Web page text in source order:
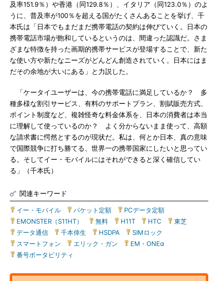
及率151.9％）や香港（同129.8％）、イタリア（同123.0％）のよ
うに、普及率が100％を超える国がたくさんあることを挙げ、千
本氏は「日本でもまだまだ携帯電話の契約は伸びていく。日本の
携帯電話市場が飽和しているというのは、間違った認識だ。さま
ざまな特徴を持った画期的携帯サービスが登場することで、新た
な使い方や新たなニーズがどんどん創造されていく。日本にはま
だその余地が大いにある」と力説した。
「ケータイユーザーは、今の携帯電話に満足しているか？ 多
種多様な割引サービス、有料のサポートプラン、割賦販売方式、
ポイント制度など、複雑怪奇な料金体系を、日本の消費者は本当
に理解して使っているのか？ よく分からないまま使って、高額
な請求書に愕然とするのが現状だ。私は、何とか日本、真の意味
で国際競争に打ち勝てる、世界一の携帯国家にしたいと思ってい
る。そしてイー・モバイルにはそれができると深く確信してい
る」（千本氏）
関連キーワード
イー・モバイル パケット定額 PCデータ定額
EMONSTER（S11HT）
無料 H11T HTC 東芝
データ通信
千本倖生 HSDPA SIMロック
スマートフォン
エリック・ガン EM・ONEα
番号ポータビリティ